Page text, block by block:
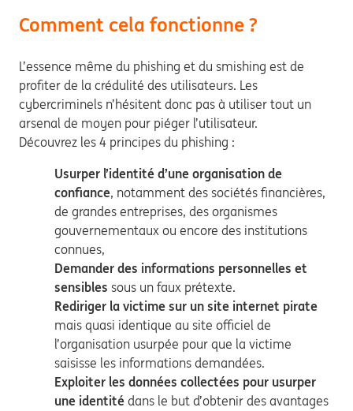
Comment cela fonctionne ?
L’essence même du phishing et du smishing est de
profiter de la crédulité des utilisateurs. Les
cybercriminels n’hésitent donc pas à utiliser tout un
arsenal de moyen pour piéger l’utilisateur.
Découvrez les 4 principes du phishing :
Usurper l’identité d’une organisation de
confiance, notamment des sociétés financières,
de grandes entreprises, des organismes
gouvernementaux ou encore des institutions
connues,
Demander des informations personnelles et
sensibles sous un faux prétexte.
Rediriger la victime sur un site internet pirate
mais quasi identique au site officiel de
l’organisation usurpée pour que la victime
saisisse les informations demandées.
Exploiter les données collectées pour usurper
une identité dans le but d’obtenir des avantages